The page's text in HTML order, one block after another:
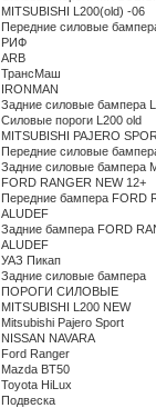
MITSUBISHI L200(old) -06
Передние силовые
РИФ
ARB
ТрансМаш
IRONMAN
Задние силовые бампера
Силовые пороги L200 old
MITSUBISHI PAJERO
Передние силовые
Задние силовые бампера
FORD RANGER NEW 12+
Передние бампера FORD
ALUDEF
Задние бампера FORD
ALUDEF
УАЗ Пикап
Задние силовые бампера
ПОРОГИ СИЛОВЫЕ
MITSUBISHI L200 NEW
Mitsubishi Pajero Sport
NISSAN NAVARA
Ford Ranger
Mazda BT50
Toyota HiLux
Подвеска